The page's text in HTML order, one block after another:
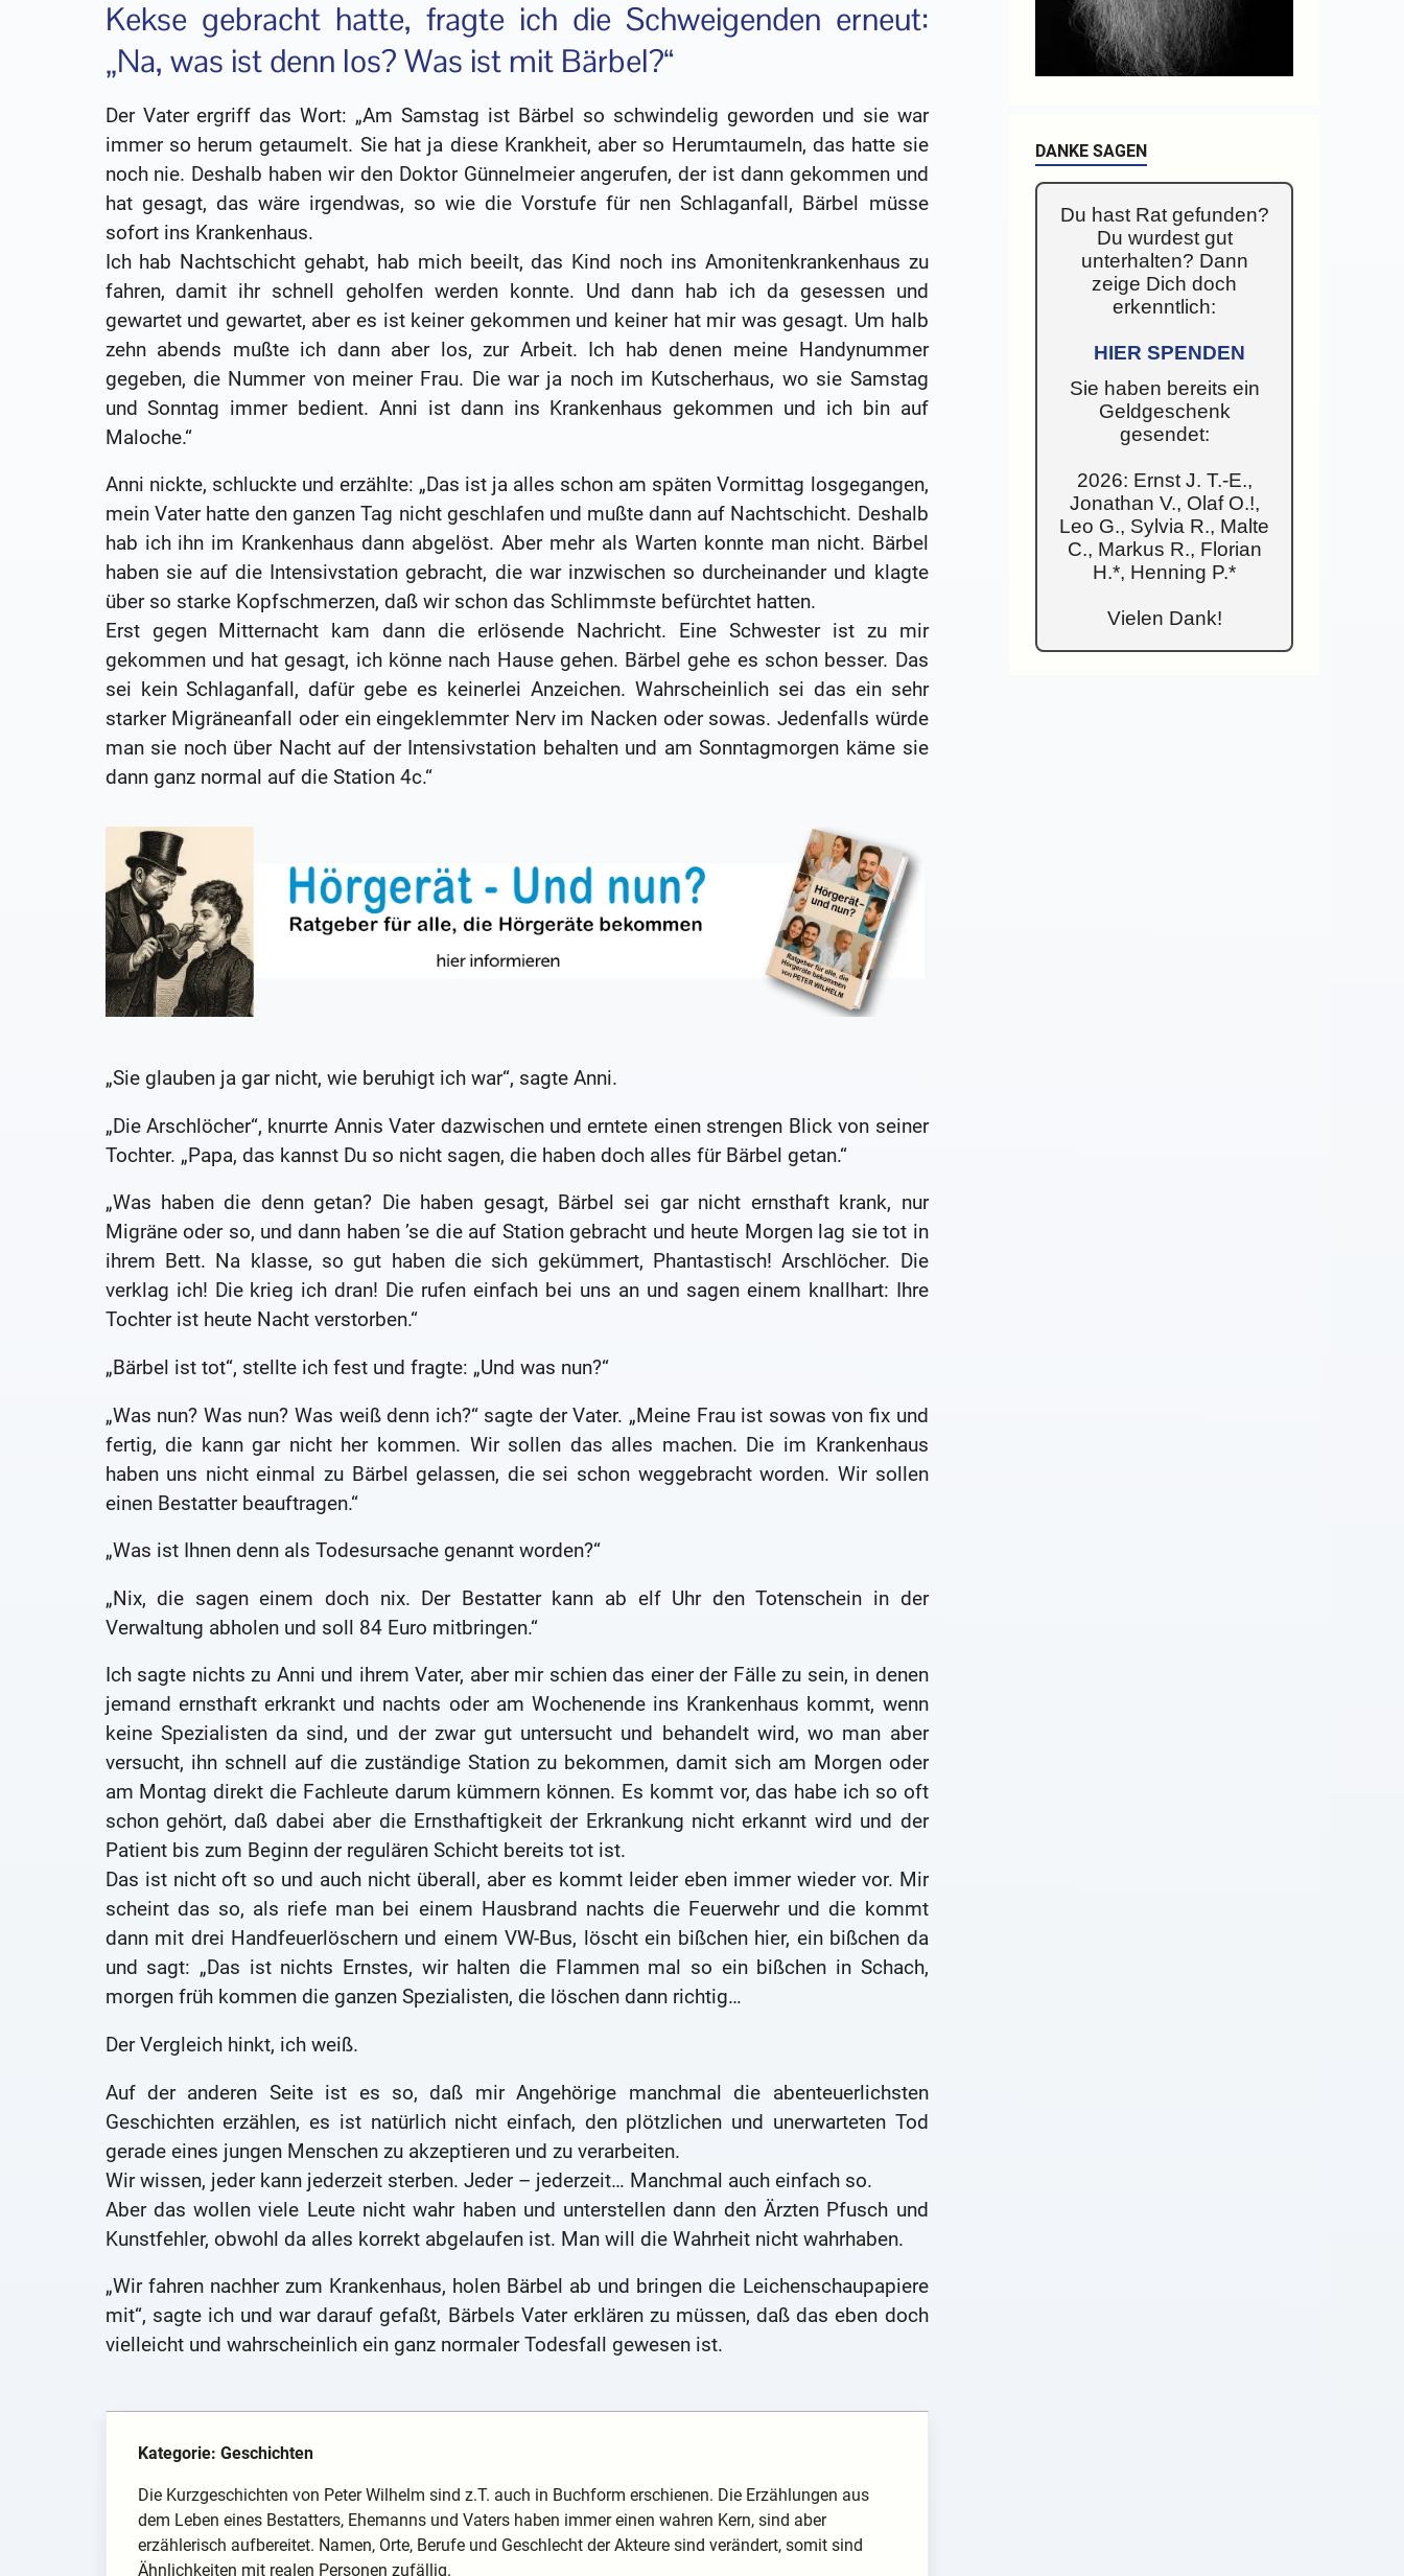
Kekse gebracht hatte, fragte ich die Schweigenden erneut:
„Na, was ist denn los? Was ist mit Bärbel?“
Der Vater ergriff das Wort: „Am Samstag ist Bärbel so schwindelig geworden und sie war
immer so herum getaumelt. Sie hat ja diese Krankheit, aber so Herumtaumeln, das hatte sie
noch nie. Deshalb haben wir den Doktor Günnelmeier angerufen, der ist dann gekommen und
hat gesagt, das wäre irgendwas, so wie die Vorstufe für nen Schlaganfall, Bärbel müsse
sofort ins Krankenhaus.
Ich hab Nachtschicht gehabt, hab mich beeilt, das Kind noch ins Amonitenkrankenhaus zu
fahren, damit ihr schnell geholfen werden konnte. Und dann hab ich da gesessen und
gewartet und gewartet, aber es ist keiner gekommen und keiner hat mir was gesagt. Um halb
zehn abends mußte ich dann aber los, zur Arbeit. Ich hab denen meine Handynummer
gegeben, die Nummer von meiner Frau. Die war ja noch im Kutscherhaus, wo sie Samstag
und Sonntag immer bedient. Anni ist dann ins Krankenhaus gekommen und ich bin auf
Maloche.“
Anni nickte, schluckte und erzählte: „Das ist ja alles schon am späten Vormittag losgegangen,
mein Vater hatte den ganzen Tag nicht geschlafen und mußte dann auf Nachtschicht. Deshalb
hab ich ihn im Krankenhaus dann abgelöst. Aber mehr als Warten konnte man nicht. Bärbel
haben sie auf die Intensivstation gebracht, die war inzwischen so durcheinander und klagte
über so starke Kopfschmerzen, daß wir schon das Schlimmste befürchtet hatten.
Erst gegen Mitternacht kam dann die erlösende Nachricht. Eine Schwester ist zu mir
gekommen und hat gesagt, ich könne nach Hause gehen. Bärbel gehe es schon besser. Das
sei kein Schlaganfall, dafür gebe es keinerlei Anzeichen. Wahrscheinlich sei das ein sehr
starker Migräneanfall oder ein eingeklemmter Nerv im Nacken oder sowas. Jedenfalls würde
man sie noch über Nacht auf der Intensivstation behalten und am Sonntagmorgen käme sie
dann ganz normal auf die Station 4c.“
„Sie glauben ja gar nicht, wie beruhigt ich war“, sagte Anni.
„Die Arschlöcher“, knurrte Annis Vater dazwischen und erntete einen strengen Blick von seiner
Tochter. „Papa, das kannst Du so nicht sagen, die haben doch alles für Bärbel getan.“
„Was haben die denn getan? Die haben gesagt, Bärbel sei gar nicht ernsthaft krank, nur
Migräne oder so, und dann haben ’se die auf Station gebracht und heute Morgen lag sie tot in
ihrem Bett. Na klasse, so gut haben die sich gekümmert, Phantastisch! Arschlöcher. Die
verklag ich! Die krieg ich dran! Die rufen einfach bei uns an und sagen einem knallhart: Ihre
Tochter ist heute Nacht verstorben.“
„Bärbel ist tot“, stellte ich fest und fragte: „Und was nun?“
„Was nun? Was nun? Was weiß denn ich?“ sagte der Vater. „Meine Frau ist sowas von fix und
fertig, die kann gar nicht her kommen. Wir sollen das alles machen. Die im Krankenhaus
haben uns nicht einmal zu Bärbel gelassen, die sei schon weggebracht worden. Wir sollen
einen Bestatter beauftragen.“
„Was ist Ihnen denn als Todesursache genannt worden?“
„Nix, die sagen einem doch nix. Der Bestatter kann ab elf Uhr den Totenschein in der
Verwaltung abholen und soll 84 Euro mitbringen.“
Ich sagte nichts zu Anni und ihrem Vater, aber mir schien das einer der Fälle zu sein, in denen
jemand ernsthaft erkrankt und nachts oder am Wochenende ins Krankenhaus kommt, wenn
keine Spezialisten da sind, und der zwar gut untersucht und behandelt wird, wo man aber
versucht, ihn schnell auf die zuständige Station zu bekommen, damit sich am Morgen oder
am Montag direkt die Fachleute darum kümmern können. Es kommt vor, das habe ich so oft
schon gehört, daß dabei aber die Ernsthaftigkeit der Erkrankung nicht erkannt wird und der
Patient bis zum Beginn der regulären Schicht bereits tot ist.
Das ist nicht oft so und auch nicht überall, aber es kommt leider eben immer wieder vor. Mir
scheint das so, als riefe man bei einem Hausbrand nachts die Feuerwehr und die kommt
dann mit drei Handfeuerlöschern und einem VW-Bus, löscht ein bißchen hier, ein bißchen da
und sagt: „Das ist nichts Ernstes, wir halten die Flammen mal so ein bißchen in Schach,
morgen früh kommen die ganzen Spezialisten, die löschen dann richtig…
Der Vergleich hinkt, ich weiß.
Auf der anderen Seite ist es so, daß mir Angehörige manchmal die abenteuerlichsten
Geschichten erzählen, es ist natürlich nicht einfach, den plötzlichen und unerwarteten Tod
gerade eines jungen Menschen zu akzeptieren und zu verarbeiten.
Wir wissen, jeder kann jederzeit sterben. Jeder – jederzeit… Manchmal auch einfach so.
Aber das wollen viele Leute nicht wahr haben und unterstellen dann den Ärzten Pfusch und
Kunstfehler, obwohl da alles korrekt abgelaufen ist. Man will die Wahrheit nicht wahrhaben.
„Wir fahren nachher zum Krankenhaus, holen Bärbel ab und bringen die Leichenschaupapiere
mit“, sagte ich und war darauf gefaßt, Bärbels Vater erklären zu müssen, daß das eben doch
vielleicht und wahrscheinlich ein ganz normaler Todesfall gewesen ist.
Kategorie: Geschichten
Die Kurzgeschichten von Peter Wilhelm sind z.T. auch in Buchform erschienen. Die Erzählungen aus
dem Leben eines Bestatters, Ehemanns und Vaters haben immer einen wahren Kern, sind aber
erzählerisch aufbereitet. Namen, Orte, Berufe und Geschlecht der Akteure sind verändert, somit sind
Ähnlichkeiten mit realen Personen zufällig.
DANKE SAGEN
Du hast Rat gefunden?
Du wurdest gut
unterhalten? Dann
zeige Dich doch
erkenntlich:
HIER SPENDEN
Sie haben bereits ein
Geldgeschenk
gesendet:
2026: Ernst J. T.-E.,
Jonathan V., Olaf O.!,
Leo G., Sylvia R., Malte
C., Markus R., Florian
H.*, Henning P.*
Vielen Dank!